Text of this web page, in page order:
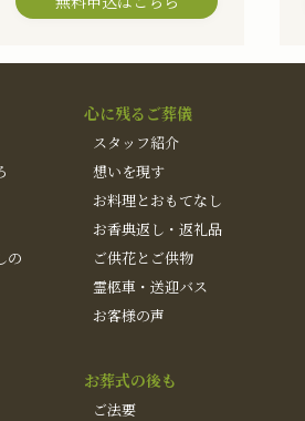
の
心に残るご葬儀
スタッフ紹介
想いを現す
お料理とおもてなし
お香典返し・返礼品
ご供花とご供物
霊柩車・送迎バス
お客様の声
お葬式の後も
ご法要